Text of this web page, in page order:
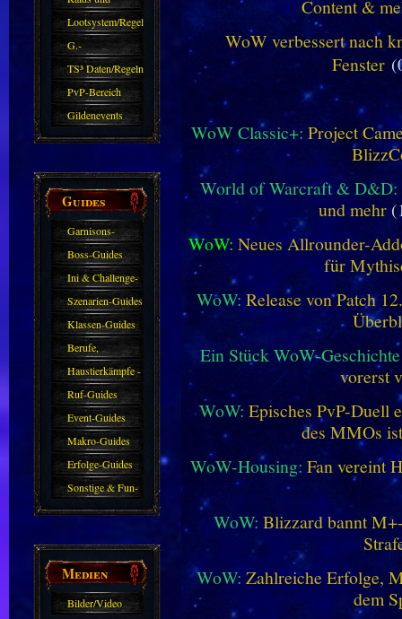
Zubehör
Lootsystem/Regeln
G.-
Sparkasse/Goldleihen
TS³ Daten/Regeln
PvP-Bereich
Gildenevents
Guides
Garnisons-
Guides
Boss-Guides
Ini & Challenge-
Guides
Szenarien-Guides
Klassen-Guides
Berufe,
Farmkarten und
Haustiere
Haustierkämpfe -
Guide
Ruf-Guides
Event-Guides
Makro-Guides
Erfolge-Guides
Sonstige & Fun-
Guides
Medien
Bilder/Video
Content &
WoW verbessert nach
Fenster
WoW Classic+: Project
World of Warcraft & D&D:
und mehr
WoW: Neues Allrounder-
für
WoW:Release von Patch
Ein Stück WoW-
vorerst
WoW: Episches PvP-Duell
des MMOs
WoW-Housing: Fan vereint
WoW: Blizzard bannt
WoW: Zahlreiche Erfolge,
dem